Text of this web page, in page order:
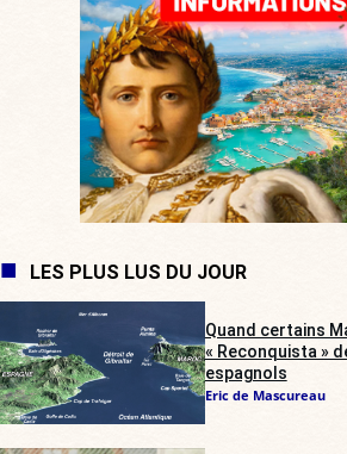
LES PLUS LUS DU JOUR
Quand certains
« Reconquista »
espagnols
Eric de Mascureau